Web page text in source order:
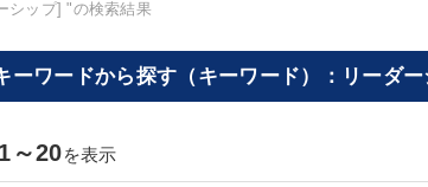
シップ] "の検索結果
ーワードから探す（キーワード）：リーダ
1～20を表示